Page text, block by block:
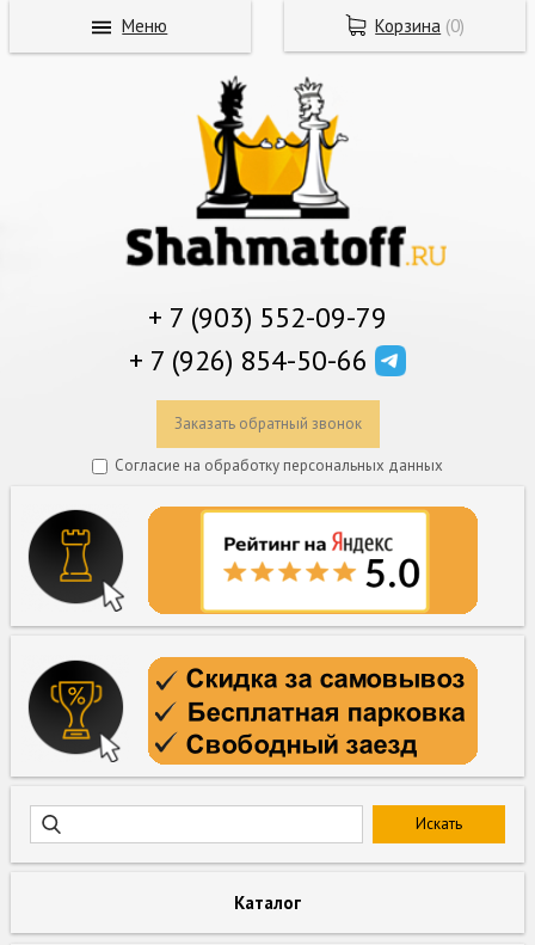
+ 7 (903) 552-09-79
+ 7 (926) 854-50-66
Заказать обратный звонок
Согласие на обработку персональных данных
Каталог
Корзина (0)
Меню